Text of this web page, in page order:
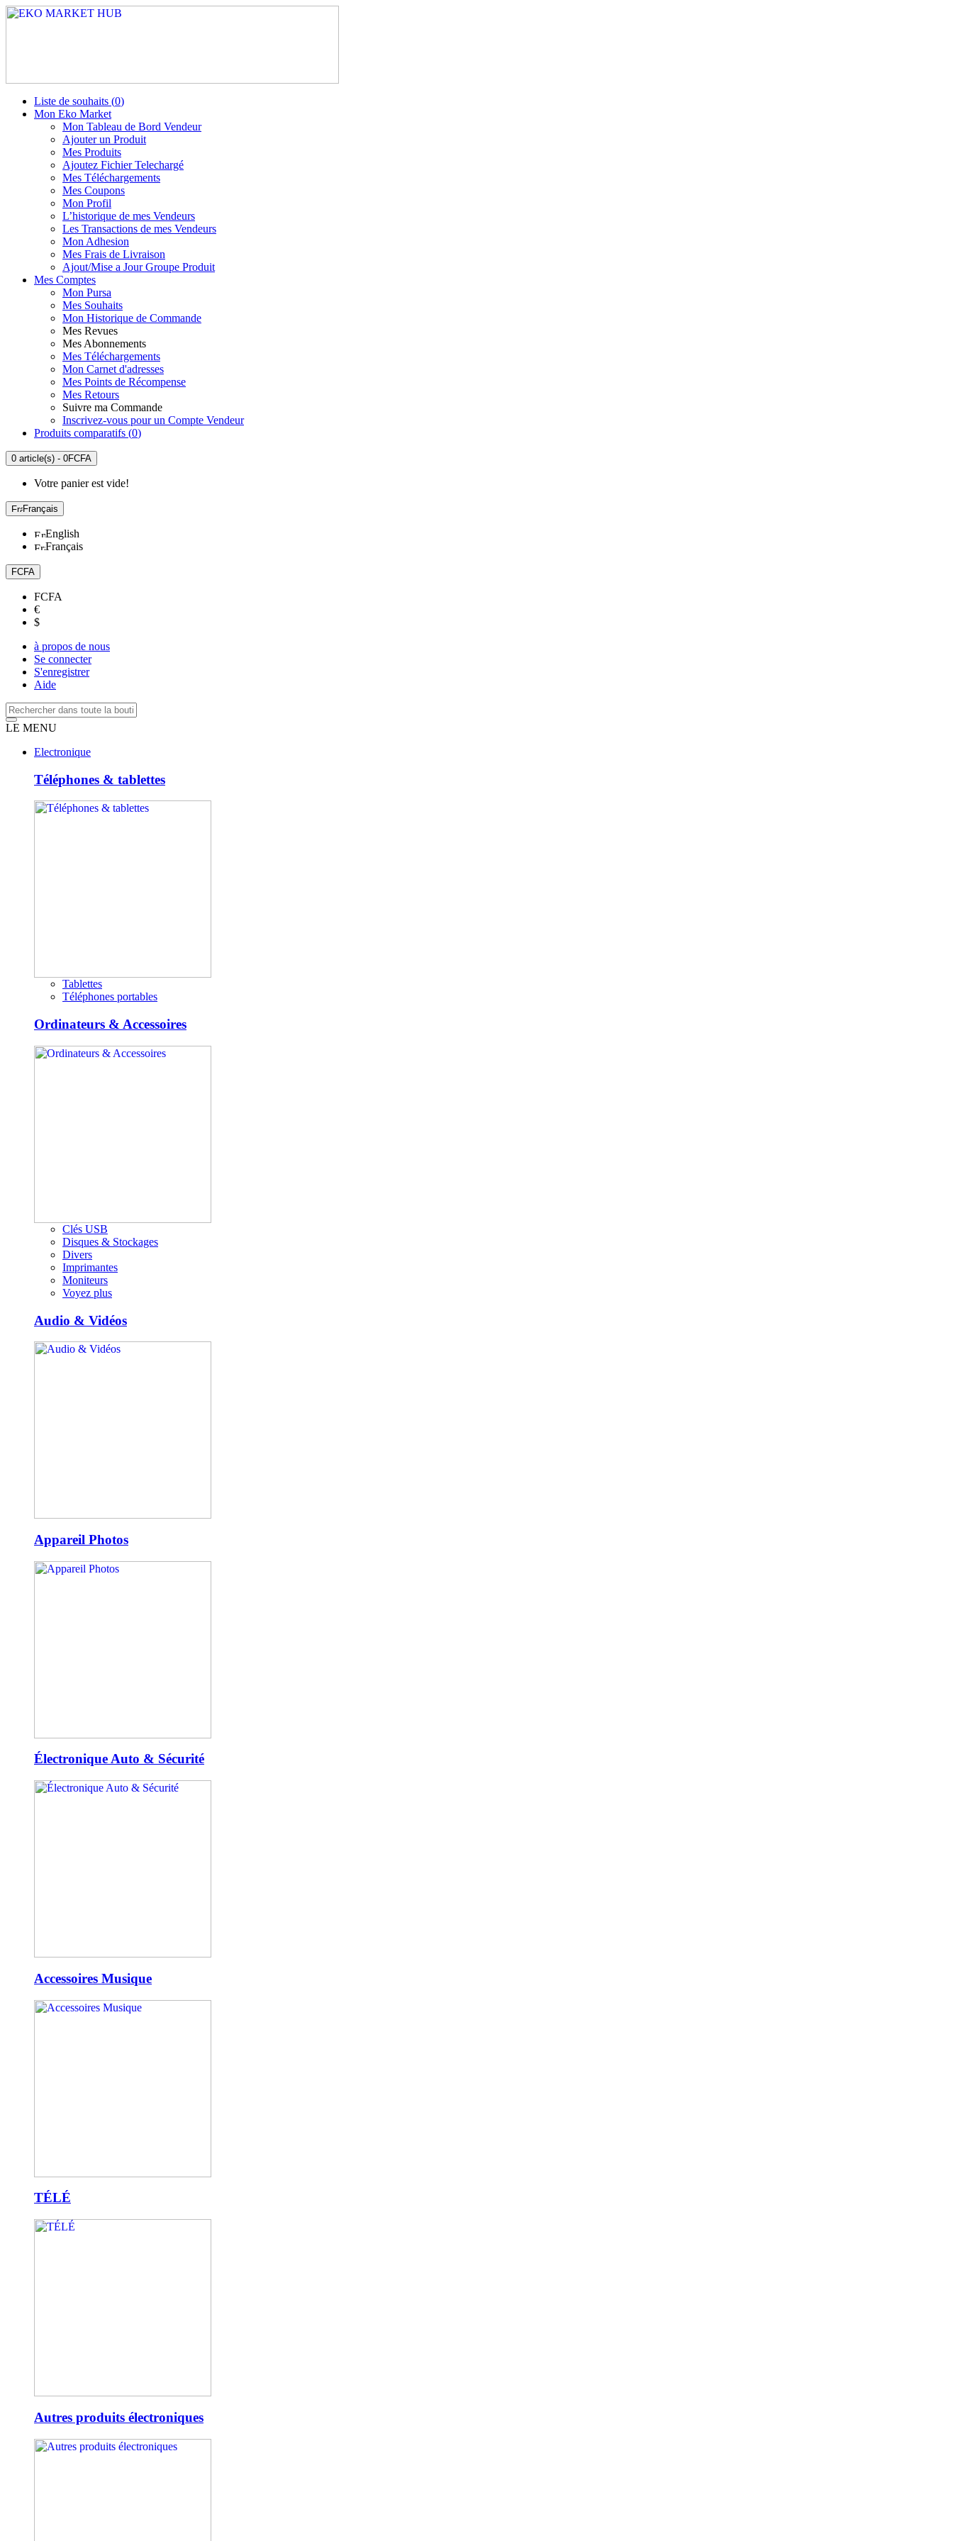
Liste de souhaits (0)
Mon Eko Market
Mon Tableau de Bord Vendeur
Ajouter un Produit
Mes Produits
Ajoutez Fichier Telechargé
Mes Téléchargements
Mes Coupons
Mon Profil
L’historique de mes Vendeurs
Les Transactions de mes Vendeurs
Mon Adhesion
Mes Frais de Livraison
Ajout/Mise a Jour Groupe Produit
Mes Comptes
Mon Pursa
Mes Souhaits
Mon Historique de Commande
Mes Revues
Mes Abonnements
Mes Téléchargements
Mon Carnet d'adresses
Mes Points de Récompense
Mes Retours
Suivre ma Commande
Inscrivez-vous pour un Compte Vendeur
Produits comparatifs (0)
0 article(s) - 0FCFA
Votre panier est vide!
Français
English
Français
FCFA
FCFA
€
$
à propos de nous
Se connecter
S'enregistrer
Aide
LE MENU
Electronique
Téléphones & tablettes
Tablettes
Téléphones portables
Ordinateurs & Accessoires
Clés USB
Disques & Stockages
Divers
Imprimantes
Moniteurs
Voyez plus
Audio & Vidéos
Appareil Photos
Électronique Auto & Sécurité
Accessoires Musique
TÉLÉ
Autres produits électroniques